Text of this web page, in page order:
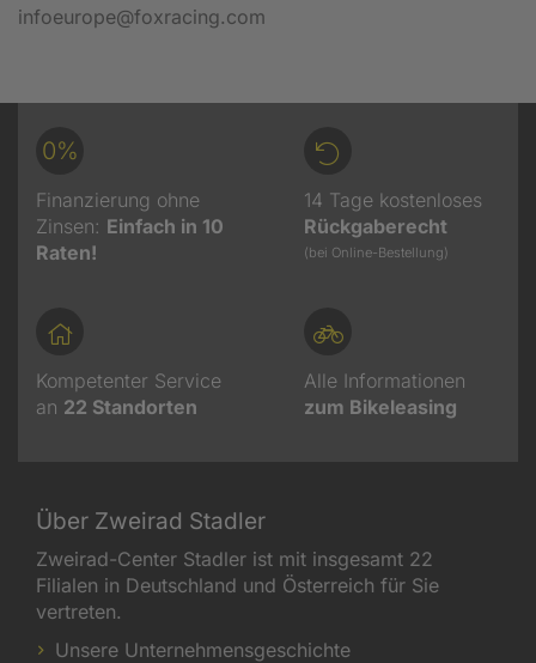
infoeurope@foxracing.com
0%
Finanzierung ohne
Zinsen: Einfach in 10
Raten!
14 Tage kostenloses
Rückgaberecht
(bei Online-Bestellung)
Kompetenter Service
an 22 Standorten
Alle Informationen
zum Bikeleasing
Über Zweirad Stadler
Zweirad-Center Stadler ist mit insgesamt 22
Filialen in Deutschland und Österreich für Sie
vertreten.
Unsere Unternehmensgeschichte